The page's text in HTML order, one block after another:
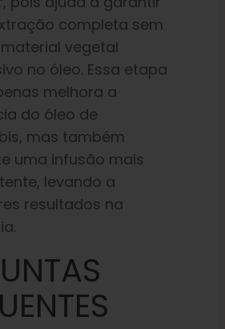
completa sem
vegetal
no óleo. Essa etapa
melhora a
do óleo de
mas também
uma infusão mais
levando a
resultados na